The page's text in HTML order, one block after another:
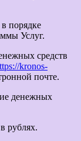
порядке
Услуг.
средств
kronos-
почте.
денежных
рублях.